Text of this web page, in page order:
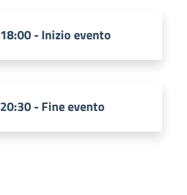
18:00 - Inizio evento
20:30 - Fine evento